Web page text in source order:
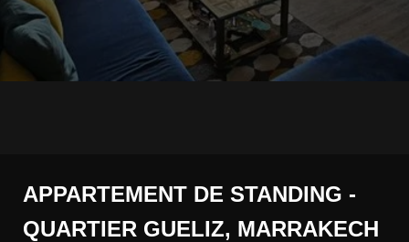
APPARTEMENT DE STANDING -
QUARTIER GUELIZ, MARRAKECH